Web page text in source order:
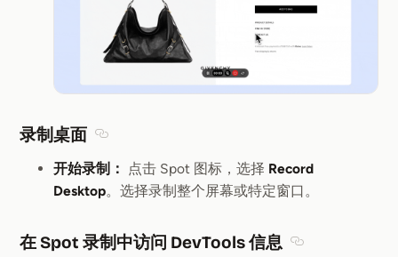
录制桌面
开始录制：
点击 Spot 图标，选择 Record
Desktop。选择录制整个屏幕或特定窗口。
在 Spot 录制中访问 DevTools 信息